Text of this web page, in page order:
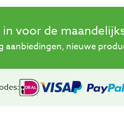
in voor de
aanbiedingen, nieuwe